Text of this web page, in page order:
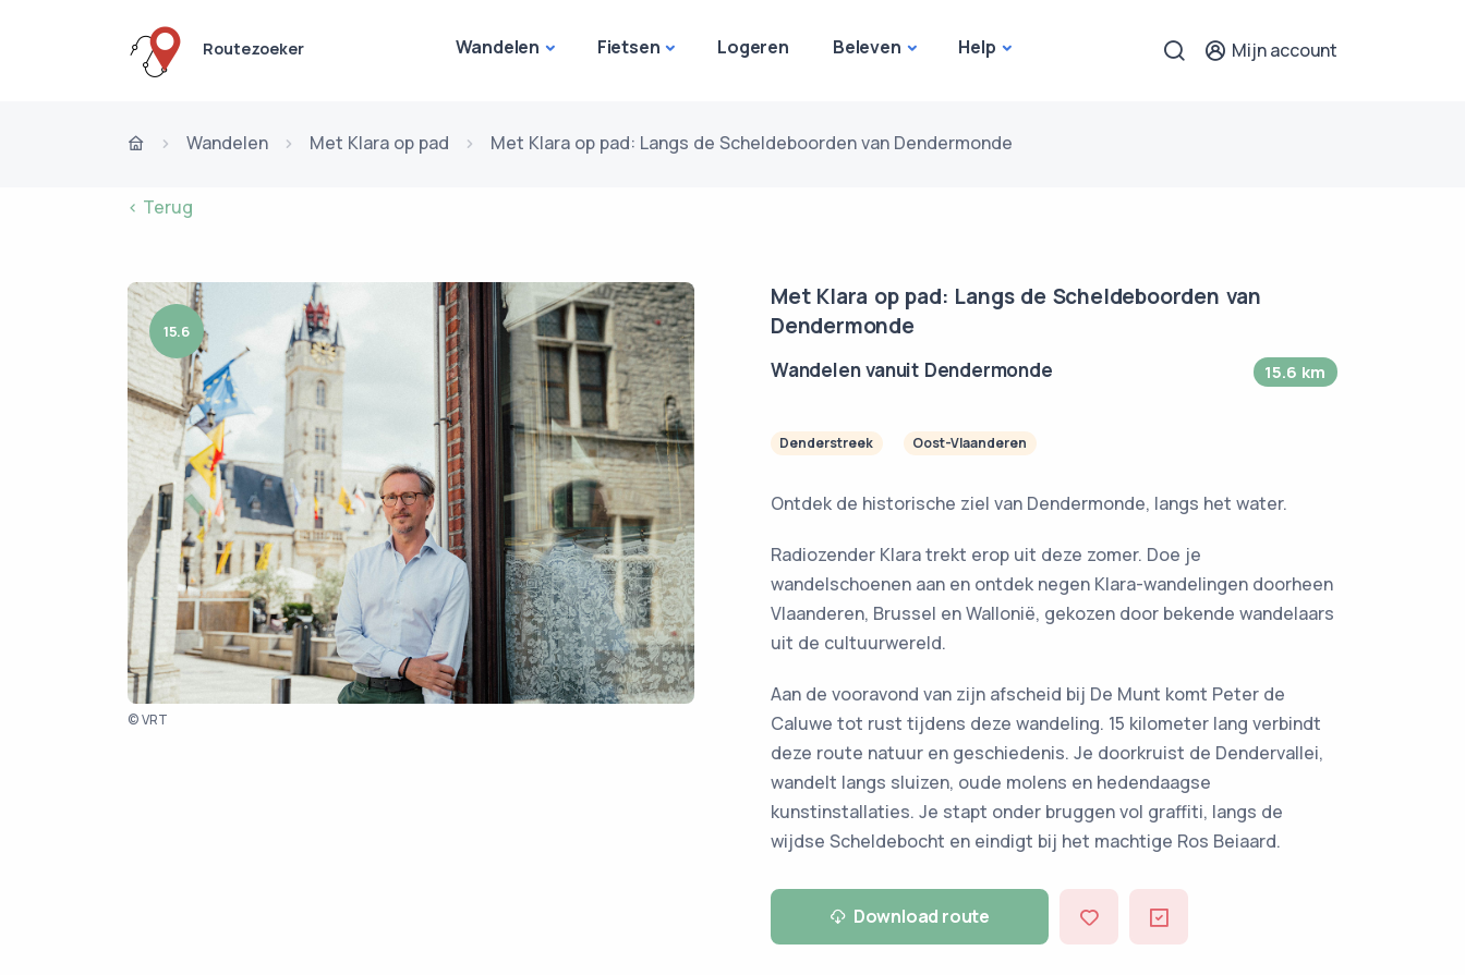
Routezoeker Wandelen Fietsen Logeren Beleven Help Mijn account
Wandelen Met Klara op pad Met Klara op pad: Langs de Scheldeboorden van Dendermonde
< Terug
15.6
© VRT
Met Klara op pad: Langs de Scheldeboorden van
Dendermonde
Wandelen vanuit Dendermonde 15.6 km
Denderstreek Oost-Vlaanderen
Ontdek de historische ziel van Dendermonde, langs het water.
Radiozender Klara trekt erop uit deze zomer. Doe je
wandelschoenen aan en ontdek negen Klara-wandelingen doorheen
Vlaanderen, Brussel en Wallonië, gekozen door bekende wandelaars
uit de cultuurwereld.
Aan de vooravond van zijn afscheid bij De Munt komt Peter de
Caluwe tot rust tijdens deze wandeling. 15 kilometer lang verbindt
deze route natuur en geschiedenis. Je doorkruist de Dendervallei,
wandelt langs sluizen, oude molens en hedendaagse
kunstinstallaties. Je stapt onder bruggen vol graffiti, langs de
wijdse Scheldebocht en eindigt bij het machtige Ros Beiaard.
Download route